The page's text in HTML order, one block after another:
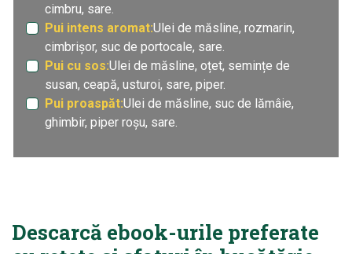
cimbru, sare.
Pui intens aromat:Ulei de măsline, rozmarin,
cimbrișor, suc de portocale, sare.
Pui cu sos:Ulei de măsline, oțet, semințe de
susan, ceapă, usturoi, sare, piper.
Pui proaspăt:Ulei de măsline, suc de lămâie,
ghimbir, piper roșu, sare.
Descarcă ebook-urile preferate